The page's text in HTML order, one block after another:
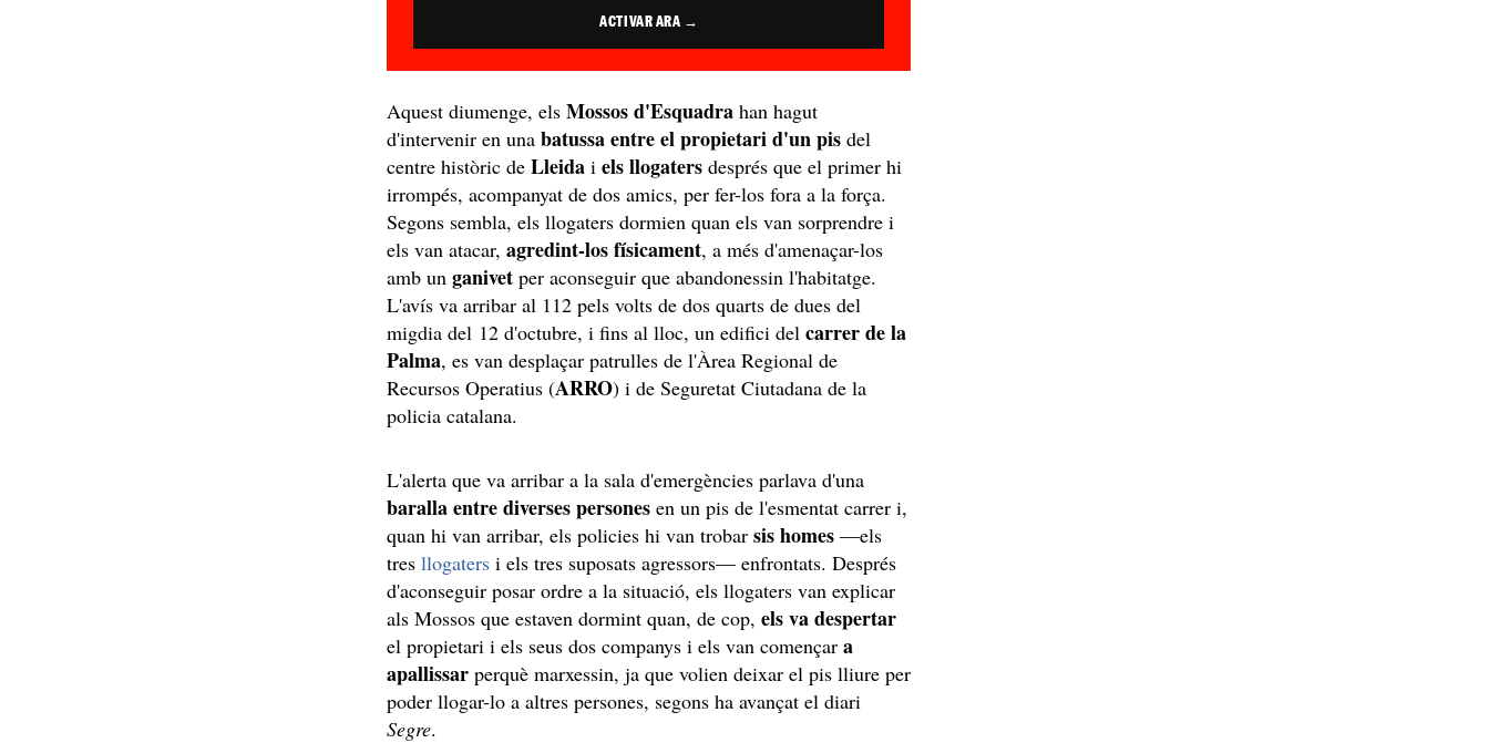
ACTIVAR ARA →
Aquest diumenge, elsMossos d'Esquadra han hagut
d'intervenir en una batussa entre el propietari d'un pis del
centre històric deLleida iels llogatersdesprés que el primer hi
irrompés, acompanyat de dos amics, per fer-los fora a la força.
Segons sembla, els llogaters dormien quan els van sorprendre i
els van atacar, agredint-los físicament, a més d'amenaçar-los
amb unganivet per aconseguir que abandonessin l'habitatge.
L'avís va arribar al 112 pels volts de dos quarts de dues del
migdia del 12 d'octubre, i fins al lloc, un edifici delcarrer de la
Palma, es van desplaçar patrulles de l'Àrea Regional de
Recursos Operatius (ARRO) i de Seguretat Ciutadana de la
policia catalana.
L'alerta que va arribar a la sala d'emergències parlava d'una
baralla entre diverses persones en un pis de l'esmentat carrer i,
quan hi van arribar, els policies hi van trobarsis homes —els
tresllogaters i els tres suposats agressors— enfrontats. Després
d'aconseguir posar ordre a la situació, els llogaters van explicar
als Mossos que estaven dormint quan, de cop,els va despertar
el propietari i els seus dos companys i els van començara
apallissar perquè marxessin, ja que volien deixar el pis lliure per
poder llogar-lo a altres persones, segons ha avançat el diari
Segre.